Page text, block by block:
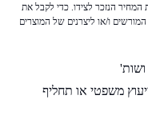
הנזכר לצידו. כדי לקבל את
ו/או ליצרנים של המוצרים
משפטי או תחליף